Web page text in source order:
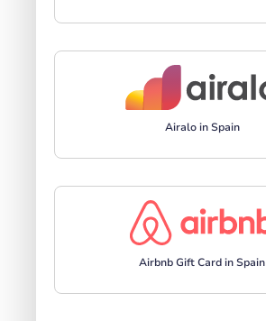
Airalo in Spain
Airbnb Gift Card in Spain